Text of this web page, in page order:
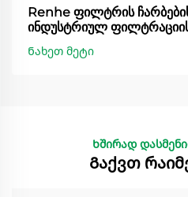
Renhe ფილტრის
ინდუსტრიულ
Ნახეთ მეტი
Ხშირად
Გაქვთ